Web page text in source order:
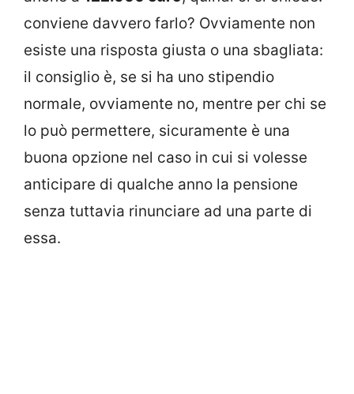
conviene davvero farlo? Ovviamente non
esiste una risposta giusta o una sbagliata:
il consiglio è, se si ha uno stipendio
normale, ovviamente no, mentre per chi se
lo può permettere, sicuramente è una
buona opzione nel caso in cui si volesse
anticipare di qualche anno la pensione
senza tuttavia rinunciare ad una parte di
essa.